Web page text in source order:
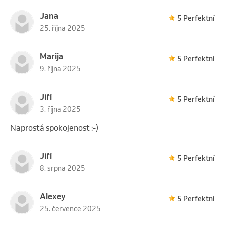
Jana
25. října 2025
5 Perfektní
Marija
9. října 2025
5 Perfektní
Jiří
3. října 2025
5 Perfektní
Naprostá spokojenost :-)
Jiří
8. srpna 2025
5 Perfektní
Alexey
25. července 2025
5 Perfektní